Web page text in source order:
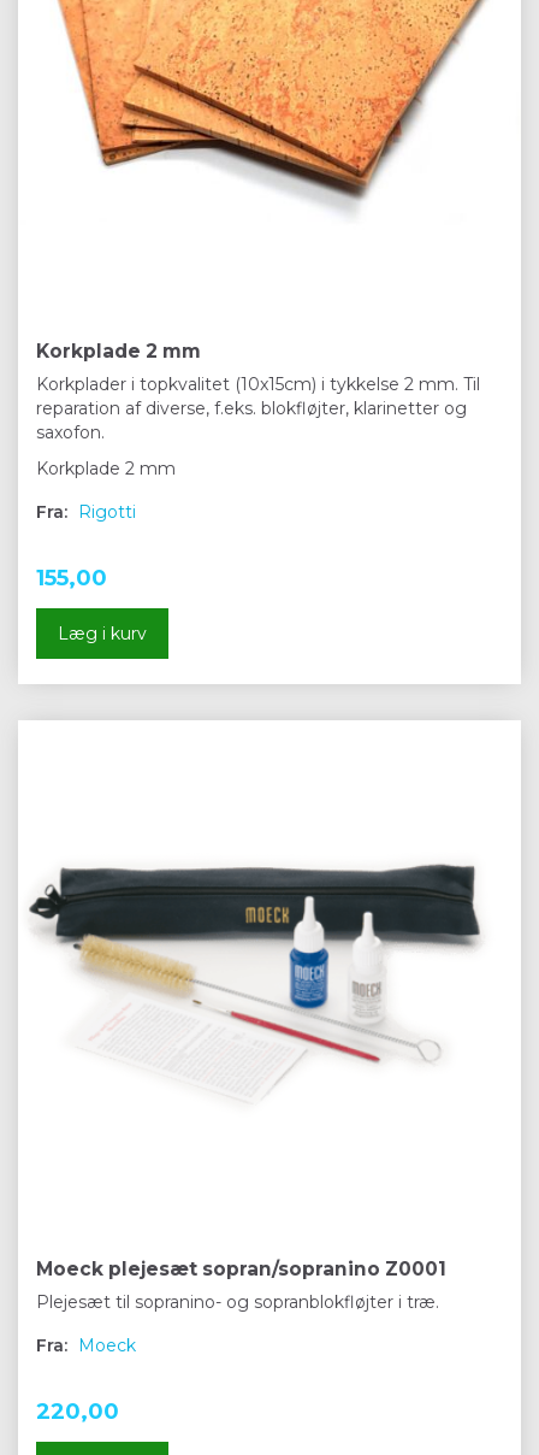
Korkplade 2 mm
Korkplader i topkvalitet (10x15cm) i tykkelse 2 mm. Til
reparation af diverse, f.eks. blokfløjter, klarinetter og
saxofon.
Korkplade 2 mm
Fra: Rigotti
155,00
Læg i kurv
Moeck plejesæt sopran/sopranino Z0001
Plejesæt til sopranino- og sopranblokfløjter i træ.
Fra: Moeck
220,00